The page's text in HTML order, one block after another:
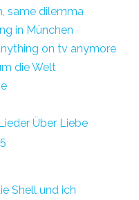
same dilemma
in München
on tv anymore
die Welt
Über Liebe
Shell und ich